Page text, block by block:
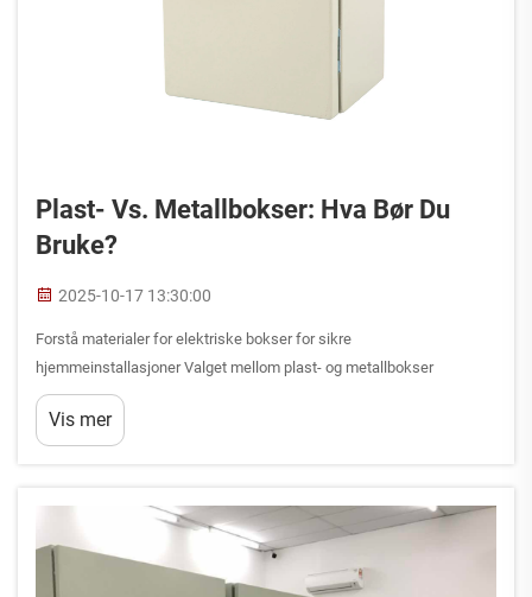
Plast- Vs. Metallbokser: Hva Bør Du
Bruke?
2025-10-17 13:30:00
Forstå materialer for elektriske bokser for sikre
hjemmeinstallasjoner Valget mellom plast- og metallbokser
representerer et viktig valg i ethvert elektrisk installasjonsprosjekt.
En elektrisk boks fungerer som grunnlaget for å beskytte ledninger...
Vis mer